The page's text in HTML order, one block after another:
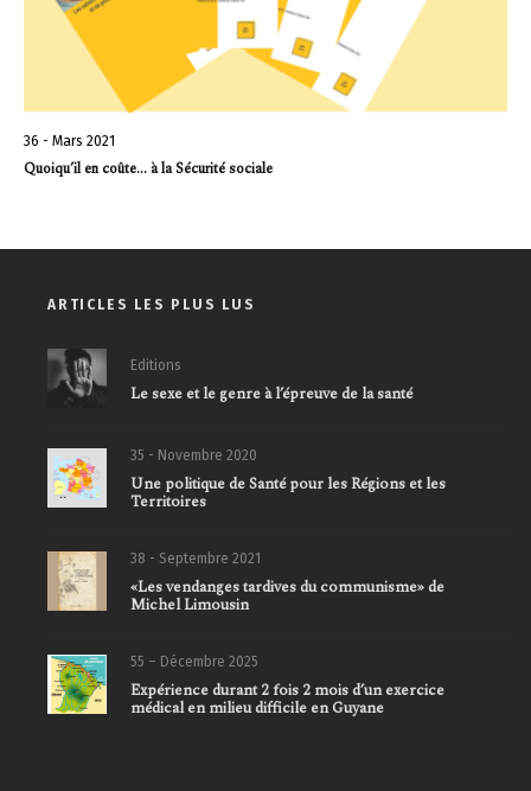
36 - Mars 2021
Quoiqu’il en coûte… à la Sécurité sociale
ARTICLES LES PLUS LUS
Editions
Le sexe et le genre à l’épreuve de la santé
35 - Novembre 2020
Une politique de Santé pour les Régions et les
Territoires
38 - Septembre 2021
«Les vendanges tardives du communisme» de
Michel Limousin
55 – Décembre 2025
Expérience durant 2 fois 2 mois d’un exercice
médical en milieu difficile en Guyane